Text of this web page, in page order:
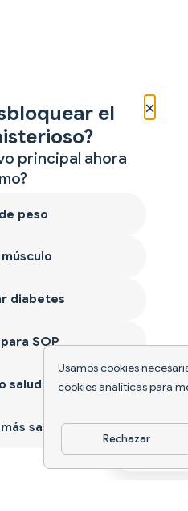
Usamos cookies
cookies analíticas para
Rechazar
×
el
principal ahora
peso
diabetes
SOP
saludable
sano